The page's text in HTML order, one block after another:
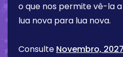
o que nos permite vê-la
lua nova para lua nova.
Consulte Novembro,